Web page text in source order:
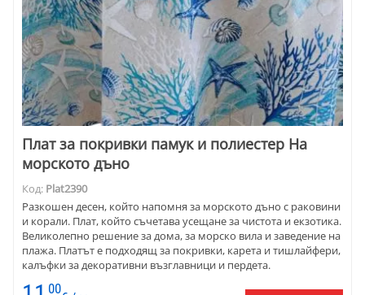
Плат за покривки памук и полиестер На
морското дъно
Код: Plat2390
Разкошен десен, който напомня за морското дъно с раковини
и корали. Плат, който съчетава усещане за чистота и екзотика.
Великолепно решение за дома, за морско вила и заведение на
плажа. Платът е подходящ за покривки, карета и тишлайфери,
калъфки за декоративни възглавници и пердета.
00